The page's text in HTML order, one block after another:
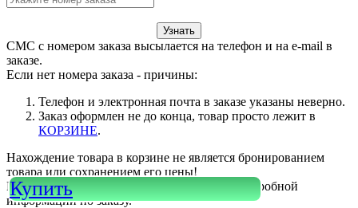
Купить
Узнать
СМС с номером заказа высылается на телефон и на e-mail в
заказе.
Если нет номера заказа - причины:
Телефон и электронная почта в заказе указаны неверно.
Заказ оформлен не до конца, товар просто лежит в
КОРЗИНЕ.
Нахождение товара в корзине не является бронированием
товара или сохранением его цены!
Или войдите в свой
для более подробной
информации по заказу.